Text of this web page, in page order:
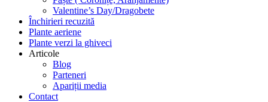
Valentine’s Day/Dragobete
Închirieri recuzită
Plante aeriene
Plante verzi la ghiveci
Articole
Blog
Parteneri
Apariții media
Contact